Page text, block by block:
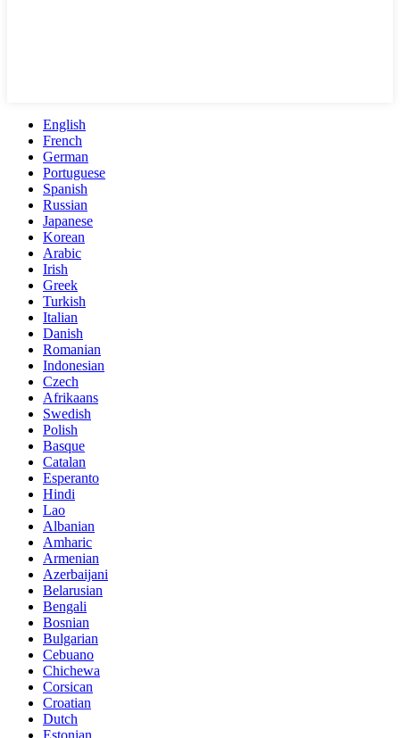
English
French
German
Portuguese
Spanish
Russian
Japanese
Korean
Arabic
Irish
Greek
Turkish
Italian
Danish
Romanian
Indonesian
Czech
Afrikaans
Swedish
Polish
Basque
Catalan
Esperanto
Hindi
Lao
Albanian
Amharic
Armenian
Azerbaijani
Belarusian
Bengali
Bosnian
Bulgarian
Cebuano
Chichewa
Corsican
Croatian
Dutch